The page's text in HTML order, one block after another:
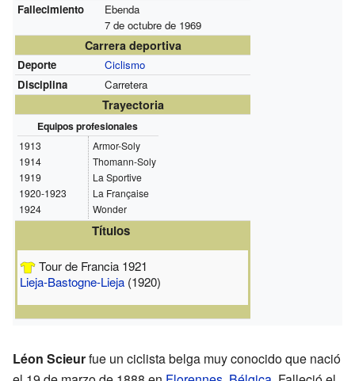
Fallecimiento
Ebenda
7 de octubre de 1969
Carrera deportiva
Deporte
Ciclismo
Disciplina
Carretera
Trayectoria
Equipos profesionales
1913
1914
1919
1920-1923
1924
Armor-Soly
Thomann-Soly
La Sportive
La Française
Wonder
Títulos
Tour de Francia 1921
Lieja-Bastogne-Lieja (1920)
Léon Scieurfue un ciclista belga muy conocido que nació